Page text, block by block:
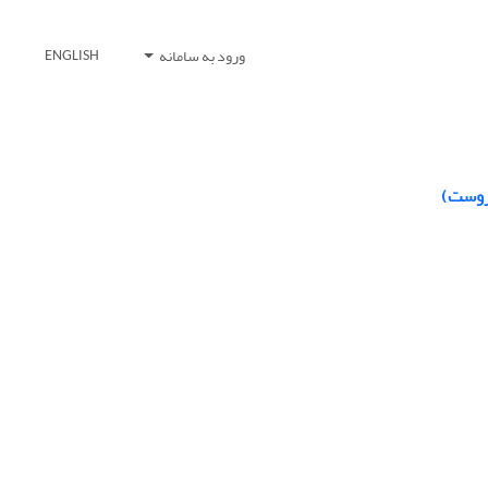
ورود به سامانه ENGLISH